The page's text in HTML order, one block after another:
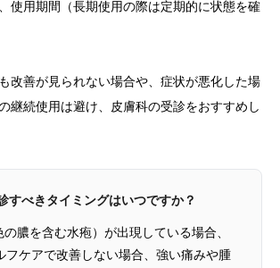
使用期間（長期使用の際は定期的に状態を確
改善が見られない場合や、症状が悪化した場
継続使用は避け、皮膚科の受診をおすすめし
すべきタイミングはいつですか？
膿を含む水疱）が出現している場合、
フケアで改善しない場合、強い痛みや腫